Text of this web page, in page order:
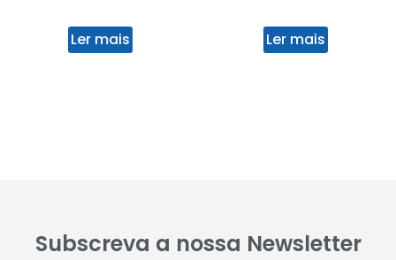
Ler mais Ler mais
Subscreva a nossa Newsletter